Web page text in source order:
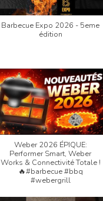
Barbecue Expo 2026 - 5eme
édition
Weber 2026 ÉPIQUE:
Performer Smart, Weber
Works & Connectivité Totale !
🔥#barbecue #bbq
#webergrill